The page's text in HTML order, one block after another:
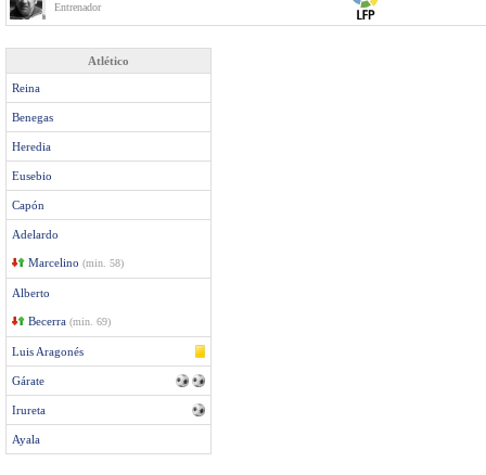
Entrenador
Atlético
Reina
Benegas
Heredia
Eusebio
Capón
Adelardo
Marcelino (min. 58)
Alberto
Becerra (min. 69)
Luis Aragonés
Gárate
Irureta
Ayala